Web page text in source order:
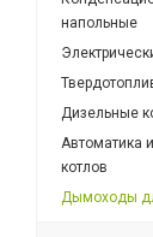
напольные
Дизельные
Автоматика
котлов
Дымоходы